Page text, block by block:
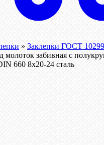
» Заклепки ГОСТ
молоток забивная с
660 8х20-24 сталь